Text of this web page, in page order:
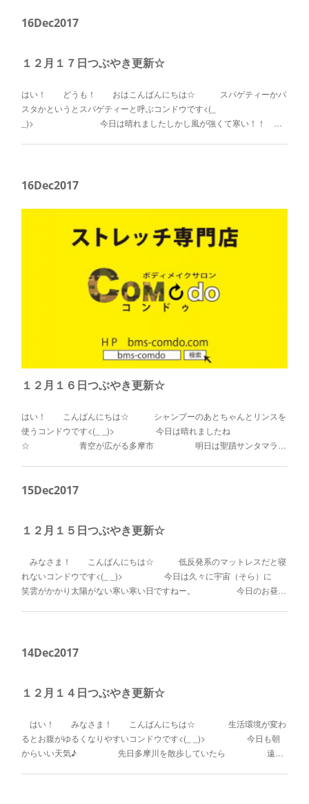
16Dec2017
１２月１７日つぶやき更新☆
はい！ どうも！ おはこんばんにちは☆ スパゲティーかパ
スタかというとスパゲティーと呼ぶコンドウです<(_
_)> 今日は晴れましたしかし風が強くて寒い！！ …
16Dec2017
１２月１６日つぶやき更新☆
はい！ こんばんにちは☆ シャンプーのあとちゃんとリンスを
使うコンドウです<(_ _)> 今日は晴れましたね
☆ 青空が広がる多摩市 明日は聖蹟サンタマラ…
15Dec2017
１２月１５日つぶやき更新☆
みなさま！ こんばんにちは☆ 低反発系のマットレスだと寝
れないコンドウです<(_ _)> 今日は久々に宇宙（そら）に
笑雲がかかり太陽がない寒い寒い日ですねー。 今日のお昼…
14Dec2017
１２月１４日つぶやき更新☆
はい！ みなさま！ こんばんにちは☆ 生活環境が変わ
るとお腹がゆるくなりやすいコンドウです<(_ _)> 今日も朝
からいい天気♪ 先日多摩川を散歩していたら 遠…